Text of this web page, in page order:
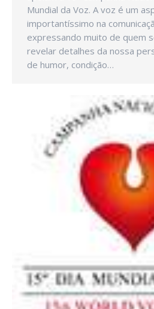
Mundial da Voz. A voz é um
importantíssimo na
expressando muito de quem
revelar detalhes da nossa
de humor, condição…